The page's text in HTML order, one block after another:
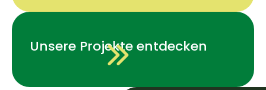
Unsere Projekte entdecken